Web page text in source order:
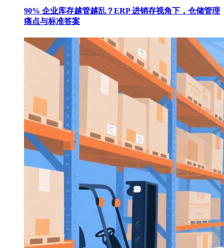
90% 企业库存越管越乱？ERP 进销存视角下，仓储管理
痛点与标准答案